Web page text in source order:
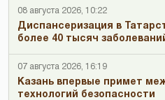
08 августа 2026, 10:22
Диспансеризация в
более 40 тысяч
07 августа 2026, 16:19
Казань впервые примет
технологий безопасности